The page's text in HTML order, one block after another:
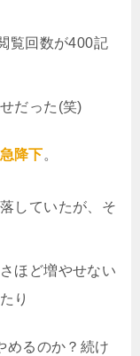
覧回数が400記
だった(笑)
降下。
していたが、そ
ほど増やせない
り
めるのか？続け